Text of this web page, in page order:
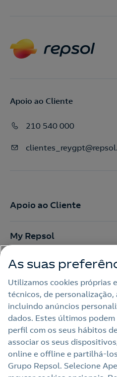
Apoio ao Cliente
210 540 000
Apoio ao Cliente
My Repsol
Outras Energias
Links Úteis
Nota legal
Política de privacidade
Política de cookies
As suas
Utilizamos cookies próprias
técnicos, de
incluindo anúncios
dados. Estes últimos
perfil com os seus hábitos
associar os seus
online e offline e
Grupo Repsol. Selecione